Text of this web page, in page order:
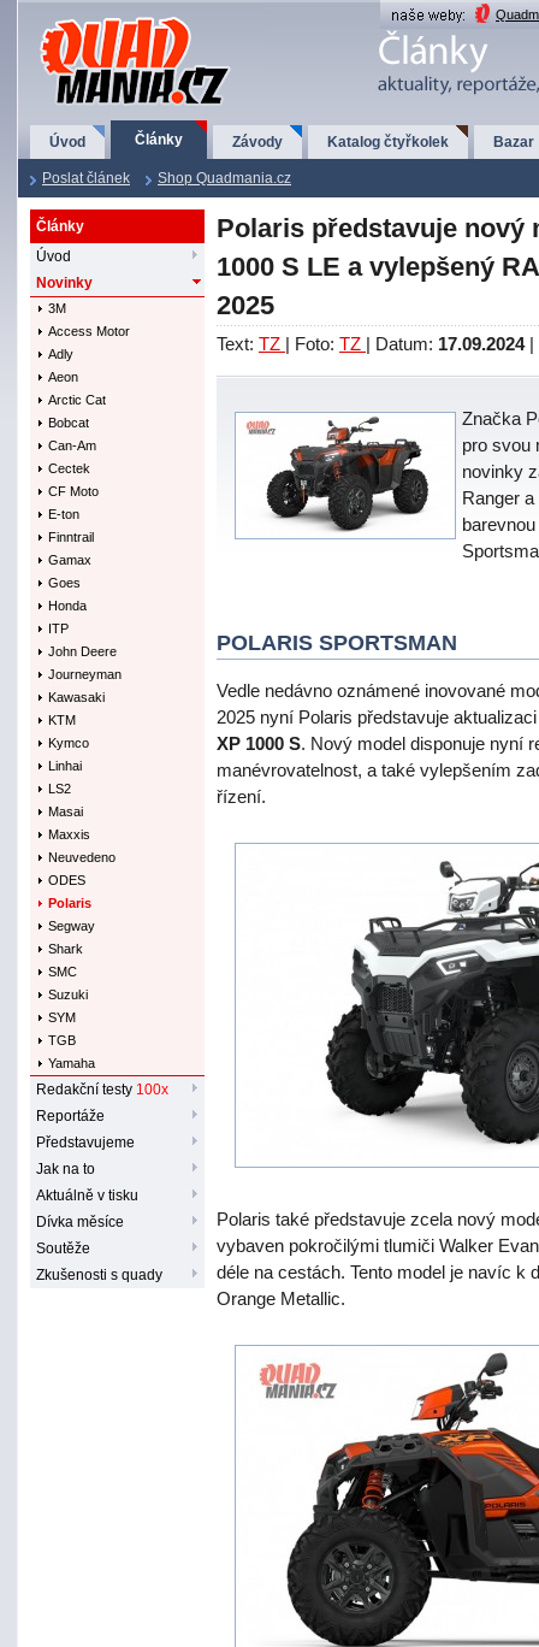
QuadMania.cz
Úvod Články Závody Katalog čtyřkolek Bazar
Poslat článek Shop Quadmania.cz
Články
Úvod
Novinky
3M
Access Motor
Adly
Aeon
Arctic Cat
Bobcat
Can-Am
Cectek
CF Moto
E-ton
Finntrail
Gamax
Goes
Honda
ITP
John Deere
Journeyman
Kawasaki
KTM
Kymco
Linhai
LS2
Masai
Maxxis
Neuvedeno
ODES
Polaris
Segway
Shark
SMC
Suzuki
SYM
TGB
Yamaha
Redakční testy 100x
Reportáže
Představujeme
Jak na to
Aktuálně v tisku
Dívka měsíce
Soutěže
Zkušenosti s quady
Polaris představuje nový
1000 S LE a vylepšený
2025
Text: TZ | Foto: TZ | Datum: 17.09.2024|
Značka
pro svou
novinky
Ranger
POLARIS SPORTSMAN
Vedle nedávno oznámené inovované
2025 nyní Polaris představuje
XP 1000 S. Nový model disponuje nyní
manévrovatelnost, a také vylepšením
řízení.
Polaris také představuje zcela nový
vybaven pokročilými tlumiči Walker
déle na cestách. Tento model je navíc k
Orange Metallic.